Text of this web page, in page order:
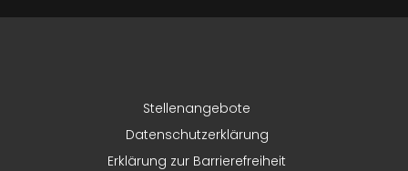
Stellenangebote
Datenschutzerklärung
Erklärung zur Barrierefreiheit